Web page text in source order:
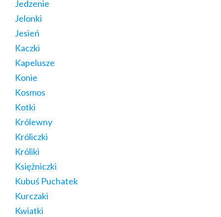
Jedzenie
Jelonki
Jesień
Kaczki
Kapelusze
Konie
Kosmos
Kotki
Królewny
Króliczki
Króliki
Księżniczki
Kubuś Puchatek
Kurczaki
Kwiatki